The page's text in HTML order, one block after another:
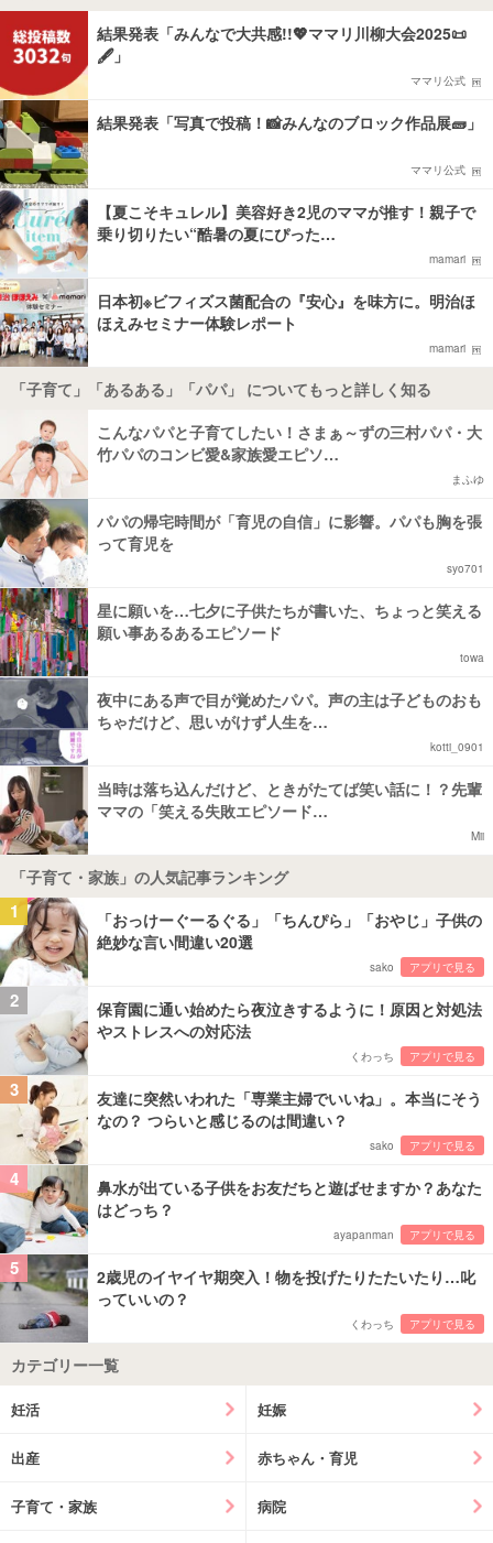
結果発表「みんなで大共感!!💖ママリ川柳大会2025📜
🖋️」
ママリ公式
結果発表「写真で投稿！📸みんなのブロック作品展🧱」
ママリ公式
【夏こそキュレル】美容好き2児のママが推す！親子で
乗り切りたい“酷暑の夏にぴった…
mamari
日本初※ビフィズス菌配合の『安心』を味方に。明治ほ
ほえみセミナー体験レポート
mamari
「子育て」「あるある」「パパ」 についてもっと詳しく知る
こんなパパと子育てしたい！さまぁ～ずの三村パパ・大
竹パパのコンビ愛&家族愛エピソ…
まふゆ
パパの帰宅時間が「育児の自信」に影響。パパも胸を張
って育児を
syo701
星に願いを…七夕に子供たちが書いた、ちょっと笑える
願い事あるあるエピソード
towa
夜中にある声で目が覚めたパパ。声の主は子どものおも
ちゃだけど、思いがけず人生を…
kotti_0901
当時は落ち込んだけど、ときがたてば笑い話に！？先輩
ママの「笑える失敗エピソード…
Mii
「子育て・家族」の人気記事ランキング
1
「おっけーぐーるぐる」「ちんぴら」「おやじ」子供の
絶妙な言い間違い20選
sako アプリで見る
2
保育園に通い始めたら夜泣きするように！原因と対処法
やストレスへの対応法
くわっち アプリで見る
3
友達に突然いわれた「専業主婦でいいね」。本当にそう
なの？ つらいと感じるのは間違い？
sako アプリで見る
4
鼻水が出ている子供をお友だちと遊ばせますか？あなた
はどっち？
ayapanman アプリで見る
5
2歳児のイヤイヤ期突入！物を投げたりたたいたり…叱
っていいの？
くわっち アプリで見る
カテゴリー一覧
妊活 妊娠
出産 赤ちゃん・育児
子育て・家族 病院